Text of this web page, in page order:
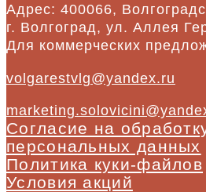
Адрес: 400066,
г. Волгоград, ул. Аллея
Для коммерческих
volgarestvlg@yandex.ru
Согласие на
персональных данных
Политика куки-файлов
Условия акций